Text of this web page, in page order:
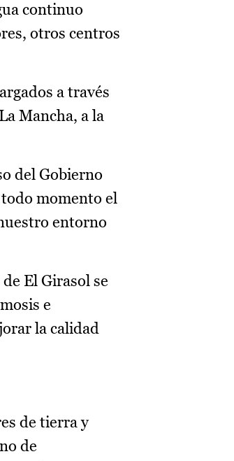
continuo
otros centros
a través
Mancha, a la
del Gobierno
momento el
entorno
El Girasol se
e
la calidad
de tierra y
de